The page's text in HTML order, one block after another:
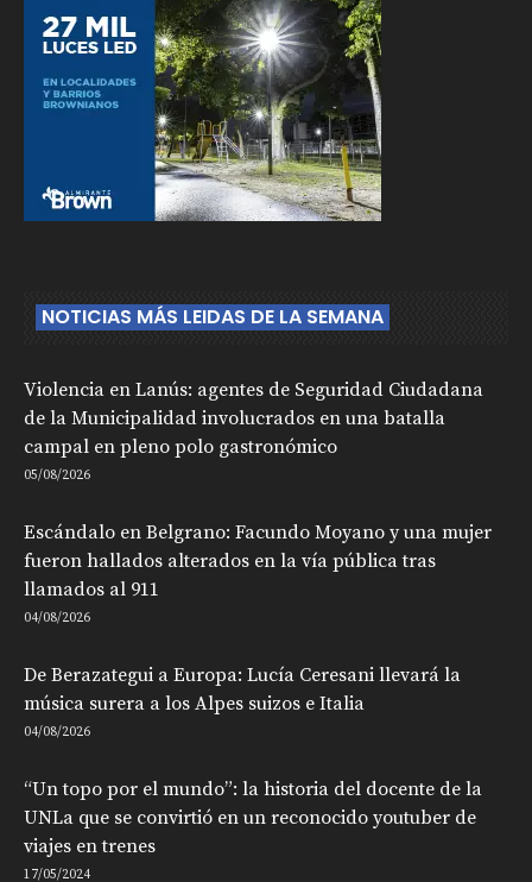
NOTICIAS MÁS LEIDAS DE LA SEMANA
Violencia en Lanús: agentes de Seguridad Ciudadana
de la Municipalidad involucrados en una batalla
campal en pleno polo gastronómico
05/08/2026
Escándalo en Belgrano: Facundo Moyano y una mujer
fueron hallados alterados en la vía pública tras
llamados al 911
04/08/2026
De Berazategui a Europa: Lucía Ceresani llevará la
música surera a los Alpes suizos e Italia
04/08/2026
“Un topo por el mundo”: la historia del docente de la
UNLa que se convirtió en un reconocido youtuber de
viajes en trenes
17/05/2024